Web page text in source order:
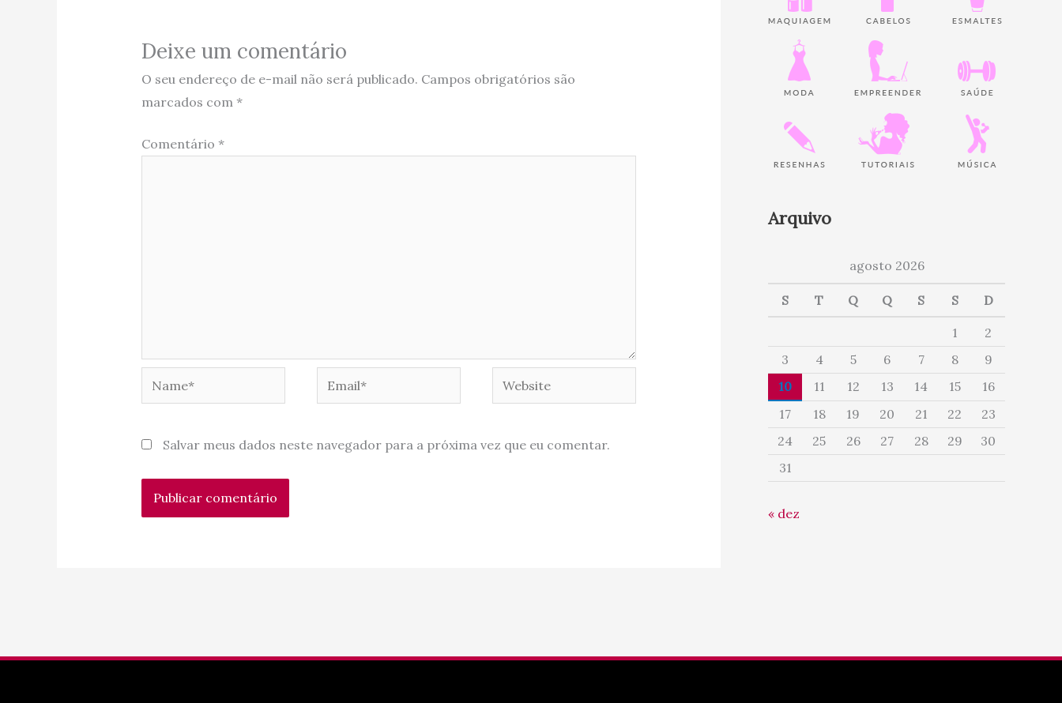
Deixe um comentário
O seu endereço de e-mail não será publicado. Campos obrigatórios são
marcados com *
Comentário *
Website
Salvar meus dados neste navegador para a próxima vez que eu comentar.
Arquivo
agosto 2026
S T Q Q S S D
1
2
3
4 5 6 7 8
9
10
11 12 13 14 15
16
17
18 19 20 21 22
23
24
25 26 27 28 29
30
31
« dez